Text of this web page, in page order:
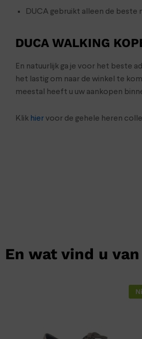
DUCA gebruikt alleen de
DUCA WALKING
En natuurlijk ga je voor het beste
het lastig om naar de winkel te
meestal heeft u uw aankopen
Klik hiervoor de gehele heren
En wat vind u van